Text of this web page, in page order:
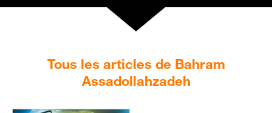
Tous les articles de Bahram
Assadollahzadeh